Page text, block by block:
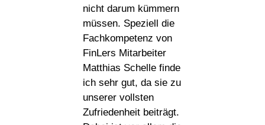
nicht darum kümmern
müssen. Speziell die
Fachkompetenz von
FinLers Mitarbeiter
Matthias Schelle finde
ich sehr gut, da sie zu
unserer vollsten
Zufriedenheit beiträgt.